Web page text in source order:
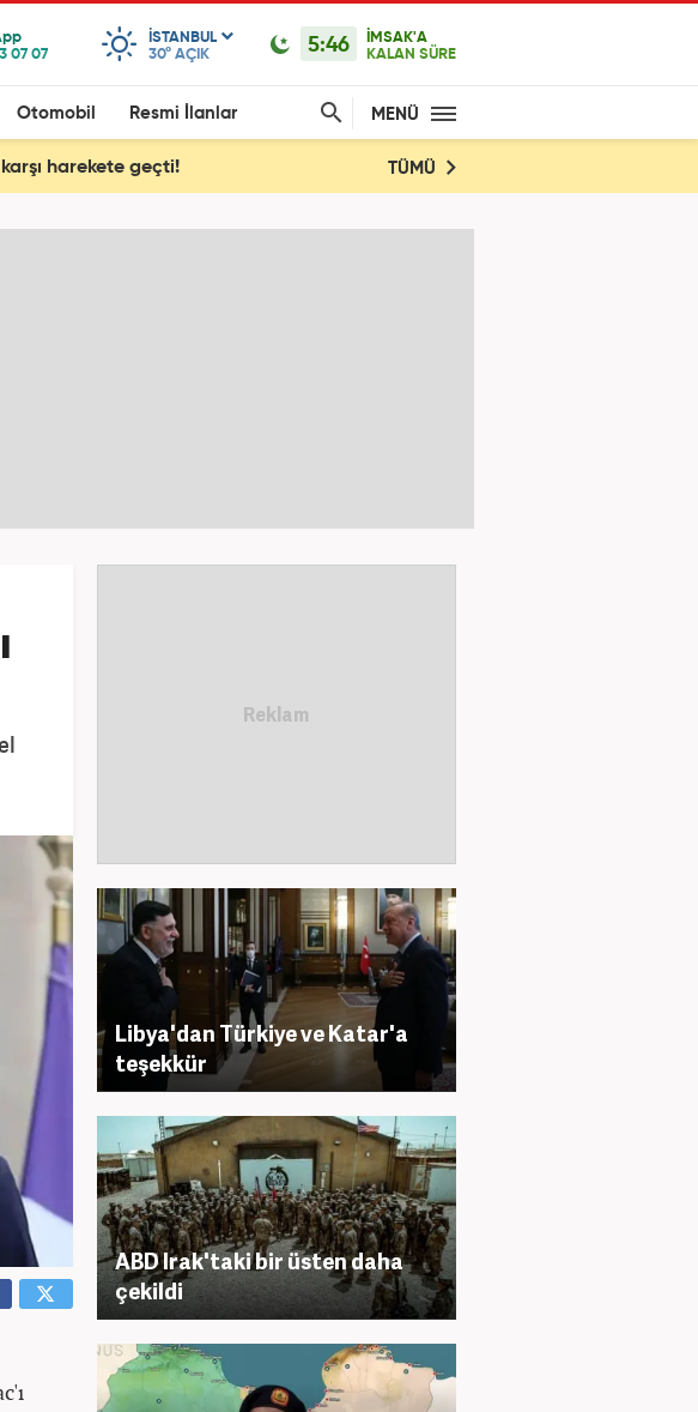
ISTANBUL
30° AÇIK 5:46
İMSAK'A
KALAN SÜRE
Otomobil Resmi İlanlar MENÜ
harekete geçti! TÜMÜ
Libya'dan Türkiye ve Katar'a
teşekkür
ABD Irak'taki bir üsten daha
çekildi